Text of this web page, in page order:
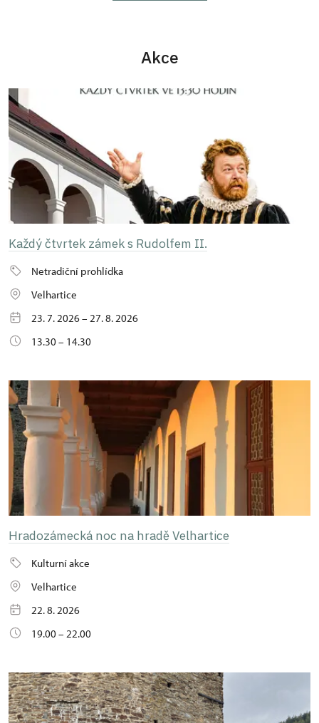
Akce
Každý čtvrtek zámek s Rudolfem II.
Netradiční prohlídka
Velhartice
23. 7. 2026 – 27. 8. 2026
13.30 – 14.30
Hradozámecká noc na hradě Velhartice
Kulturní akce
Velhartice
22. 8. 2026
19.00 – 22.00